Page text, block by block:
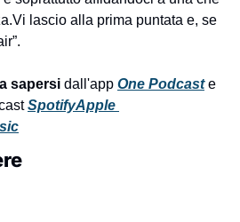
Vi lascio alla prima puntata e, se
sapersi dall'app One Podcast e
SpotifyApple